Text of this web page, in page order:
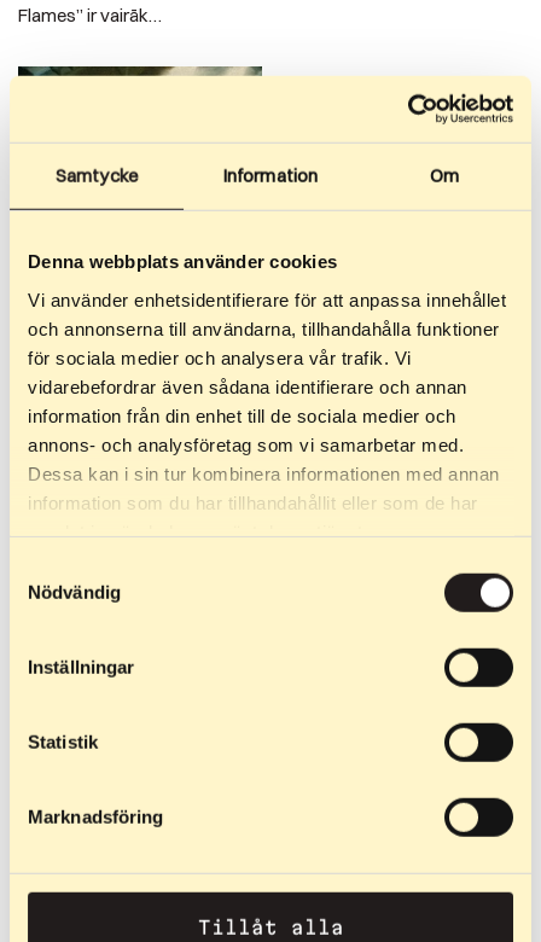
Samtycke Information Om
Denna webbplats använder cookies
Vi använder enhetsidentifierare för att anpassa innehållet
och annonserna till användarna, tillhandahålla funktioner
för sociala medier och analysera vår trafik. Vi
vidarebefordrar även sådana identifierare och annan
information från din enhet till de sociala medier och
annons- och analysföretag som vi samarbetar med.
Dessa kan i sin tur kombinera informationen med annan
information som du har tillhandahållit eller som de har
Nödvändig
Inställningar
Statistik
Marknadsföring
Tillåt alla
Flames” ir vairāk…
T-krekls
kvalitatīvāks, izgatavots no